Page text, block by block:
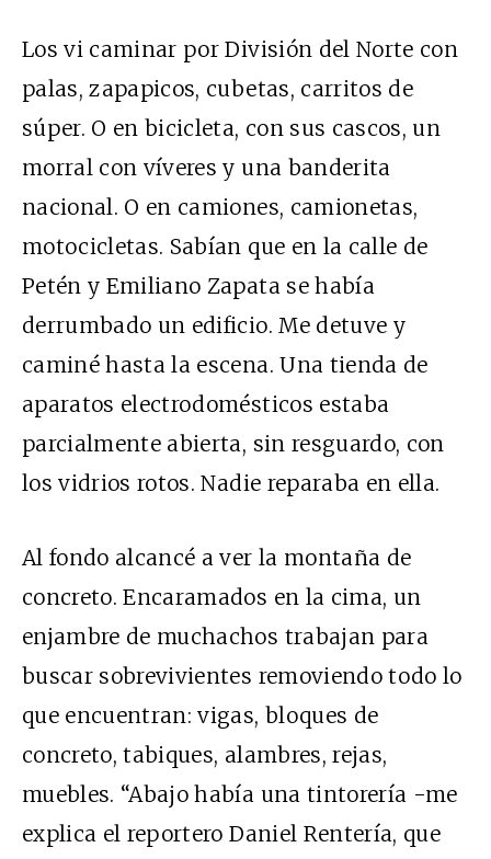
Los vi caminar por División del Norte con
palas, zapapicos, cubetas, carritos de
súper. O en bicicleta, con sus cascos, un
morral con víveres y una banderita
nacional. O en camiones, camionetas,
motocicletas. Sabían que en la calle de
Petén y Emiliano Zapata se había
derrumbado un edificio. Me detuve y
caminé hasta la escena. Una tienda de
aparatos electrodomésticos estaba
parcialmente abierta, sin resguardo, con
los vidrios rotos. Nadie reparaba en ella.
Al fondo alcancé a ver la montaña de
concreto. Encaramados en la cima, un
enjambre de muchachos trabajan para
buscar sobrevivientes removiendo todo lo
que encuentran: vigas, bloques de
concreto, tabiques, alambres, rejas,
muebles. “Abajo había una tintorería -me
explica el reportero Daniel Rentería, que